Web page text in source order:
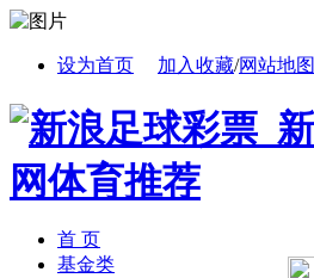
设为首页 加入收藏/网站地图
首 页
基金类